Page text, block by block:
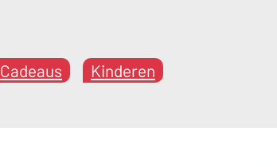
Cadeaus Kinderen